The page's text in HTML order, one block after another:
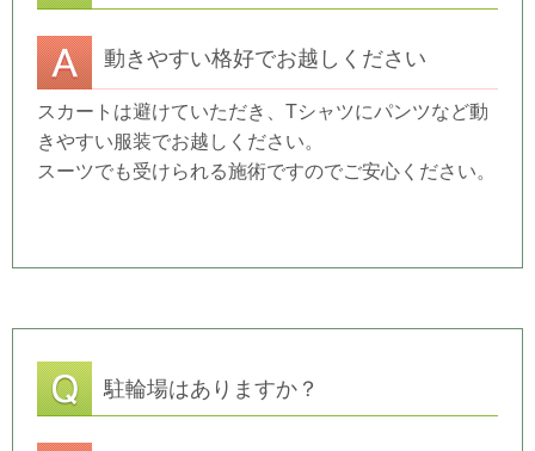
動きやすい格好でお越しください
スカートは避けていただき、Tシャツにパンツなど動
きやすい服装でお越しください。
スーツでも受けられる施術ですのでご安心ください。
駐輪場はありますか？